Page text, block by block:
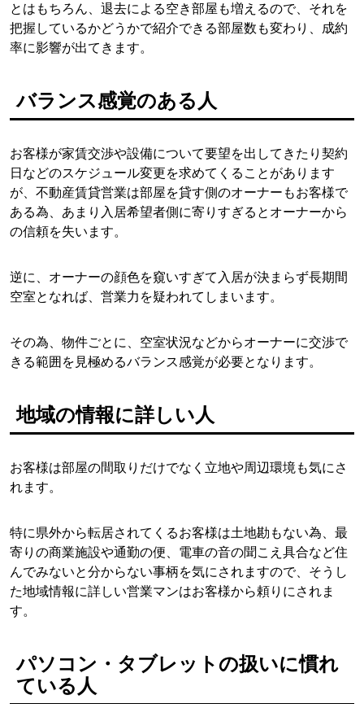
とはもちろん、退去による空き部屋も増えるので、それを
把握しているかどうかで紹介できる部屋数も変わり、成約
率に影響が出てきます。
バランス感覚のある人
お客様が家賃交渉や設備について要望を出してきたり契約
日などのスケジュール変更を求めてくることがあります
が、不動産賃貸営業は部屋を貸す側のオーナーもお客様で
ある為、あまり入居希望者側に寄りすぎるとオーナーから
の信頼を失います。
逆に、オーナーの顔色を窺いすぎて入居が決まらず長期間
空室となれば、営業力を疑われてしまいます。
その為、物件ごとに、空室状況などからオーナーに交渉で
きる範囲を見極めるバランス感覚が必要となります。
地域の情報に詳しい人
お客様は部屋の間取りだけでなく立地や周辺環境も気にさ
れます。
特に県外から転居されてくるお客様は土地勘もない為、最
寄りの商業施設や通勤の便、電車の音の聞こえ具合など住
んでみないと分からない事柄を気にされますので、そうし
た地域情報に詳しい営業マンはお客様から頼りにされま
す。
パソコン・タブレットの扱いに慣れ
ている人